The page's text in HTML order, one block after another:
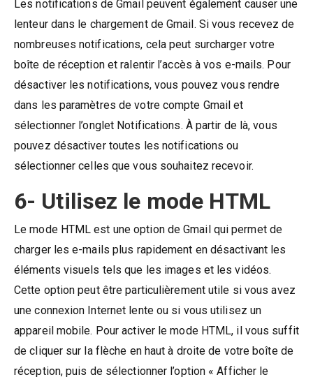
Les notifications de Gmail peuvent également causer une
lenteur dans le chargement de Gmail. Si vous recevez de
nombreuses notifications, cela peut surcharger votre
boîte de réception et ralentir l’accès à vos e-mails. Pour
désactiver les notifications, vous pouvez vous rendre
dans les paramètres de votre compte Gmail et
sélectionner l’onglet Notifications. À partir de là, vous
pouvez désactiver toutes les notifications ou
sélectionner celles que vous souhaitez recevoir.
6- Utilisez le mode HTML
Le mode HTML est une option de Gmail qui permet de
charger les e-mails plus rapidement en désactivant les
éléments visuels tels que les images et les vidéos.
Cette option peut être particulièrement utile si vous avez
une connexion Internet lente ou si vous utilisez un
appareil mobile. Pour activer le mode HTML, il vous suffit
de cliquer sur la flèche en haut à droite de votre boîte de
réception, puis de sélectionner l’option « Afficher le